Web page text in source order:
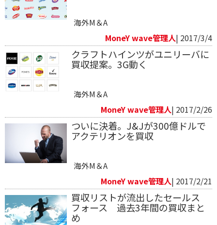
海外M＆A
MoneY wave管理人| 2017/3/4
クラフトハインツがユニリーバに
買収提案。3G動く
海外M＆A
MoneY wave管理人| 2017/2/26
ついに決着。J&Jが300億ドルで
アクテリオンを買収
海外M＆A
MoneY wave管理人| 2017/2/21
買収リストが流出したセールス
フォース 過去3年間の買収まと
め